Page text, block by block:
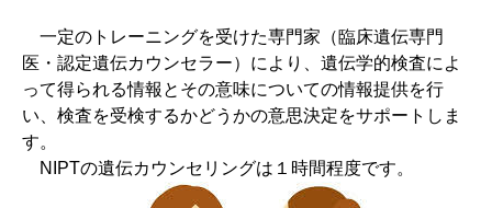
一定のトレーニングを受けた専門家（臨床遺伝専門
医・認定遺伝カウンセラー）により、遺伝学的検査によ
って得られる情報とその意味についての情報提供を行
い、検査を受検するかどうかの意思決定をサポートしま
す。
NIPTの遺伝カウンセリングは１時間程度です。